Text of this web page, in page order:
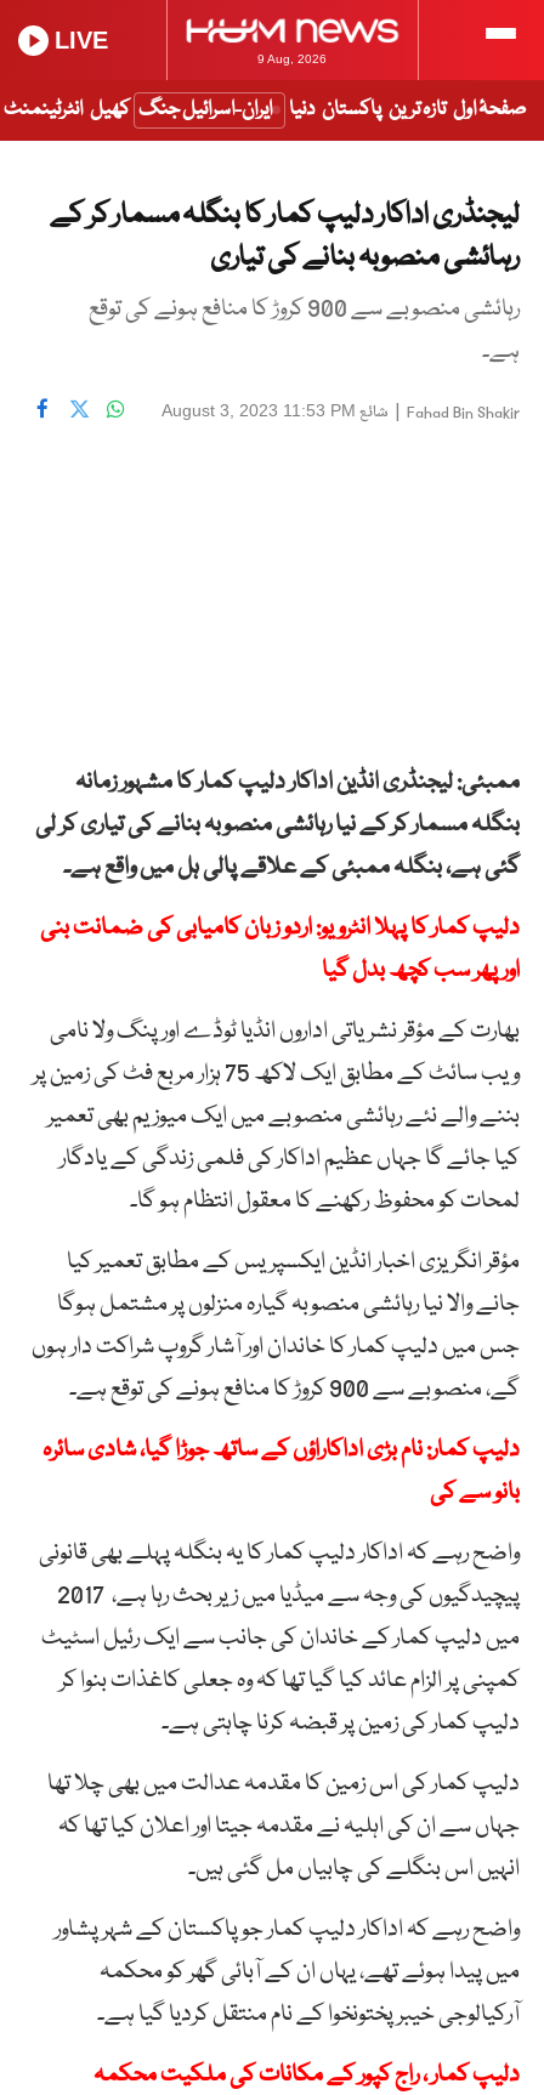
9 Aug, 2026
LIVE
صفحۂ اول تازہ ترین پاکستان دنیا ایران-اسرائیل جنگ کھیل انٹرٹینمنٹ
لیجنڈری اداکار دلیپ کمار کا بنگلہ مسمار کر کے
رہائشی منصوبہ بنانے کی تیاری
رہائشی منصوبے سے 900 کروڑ کا منافع ہونے کی توقع
ہے۔
Fahad Bin Shakir
| شائع August 3, 2023 11:53 PM
ممبئی: لیجنڈری انڈین اداکار دلیپ کمار کا مشہور زمانہ
بنگلہ مسمار کر کے نیا رہائشی منصوبہ بنانے کی تیاری کر لی
گئی ہے، بنگلہ ممبئی کے علاقے پالی ہل میں واقع ہے۔
دلیپ کمار کا پہلا انٹرویو: اردو زبان کامیابی کی ضمانت بنی
اور پھر سب کچھ بدل گیا
بھارت کے مؤقر نشریاتی اداروں انڈیا ٹوڈے اور پنگ ولا نامی
ویب سائٹ کے مطابق ایک لاکھ 75 ہزار مربع فٹ کی زمین پر
بننے والے نئے رہائشی منصوبے میں ایک میوزیم بھی تعمیر
کیا جائے گا جہاں عظیم اداکار کی فلمی زندگی کے یادگار
لمحات کو محفوظ رکھنے کا معقول انتظام ہو گا۔
مؤقر انگریزی اخبار انڈین ایکسپریس کے مطابق تعمیر کیا
جانے والا نیا رہائشی منصوبہ گیارہ منزلوں پر مشتمل ہوگا
جس میں دلیپ کمار کا خاندان اور آشار گروپ شراکت دار ہوں
گے، منصوبے سے 900 کروڑ کا منافع ہونے کی توقع ہے۔
دلیپ کمار: نام بڑی اداکاراؤں کے ساتھ جوڑا گیا، شادی سائرہ
بانو سے کی
واضح رہے کہ اداکار دلیپ کمار کا یہ بنگلہ پہلے بھی قانونی
پیچیدگیوں کی وجہ سے میڈیا میں زیر بحث رہا ہے، 2017
میں دلیپ کمار کے خاندان کی جانب سے ایک رئیل اسٹیٹ
کمپنی پر الزام عائد کیا گیا تھا کہ وہ جعلی کاغذات بنوا کر
دلیپ کمار کی زمین پر قبضہ کرنا چاہتی ہے۔
دلیپ کمار کی اس زمین کا مقدمہ عدالت میں بھی چلا تھا
جہاں سے ان کی اہلیہ نے مقدمہ جیتا اور اعلان کیا تھا کہ
انہیں اس بنگلے کی چابیاں مل گئی ہیں۔
واضح رہے کہ اداکار دلیپ کمار جو پاکستان کے شہر پشاور
میں پیدا ہوئے تھے، یہاں ان کے آبائی گھر کو محکمہ
آرکیالوجی خیبرپختونخوا کے نام منتقل کردیا گیا ہے۔
دلیپ کمار ، راج کپور کے مکانات کی ملکیت محکمہ